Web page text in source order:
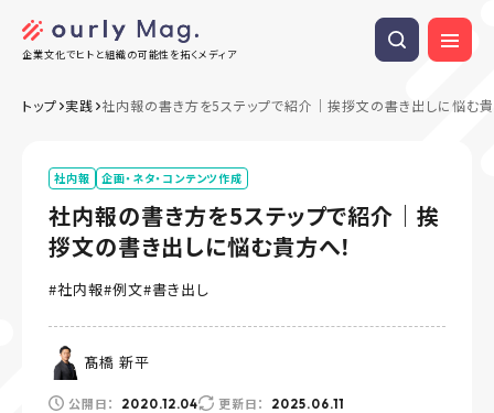
企業文化でヒトと組織の可能性を拓くメディア
トップ 実践 社内報の書き方を5ステップで紹介｜挨拶文の書き出しに悩む貴
社内報 企画・ネタ・コンテンツ作成
社内報の書き方を5ステップで紹介｜挨
拶文の書き出しに悩む貴方へ！
社内報 例文 書き出し
髙橋 新平
公開日： 2020.12.04 更新日： 2025.06.11